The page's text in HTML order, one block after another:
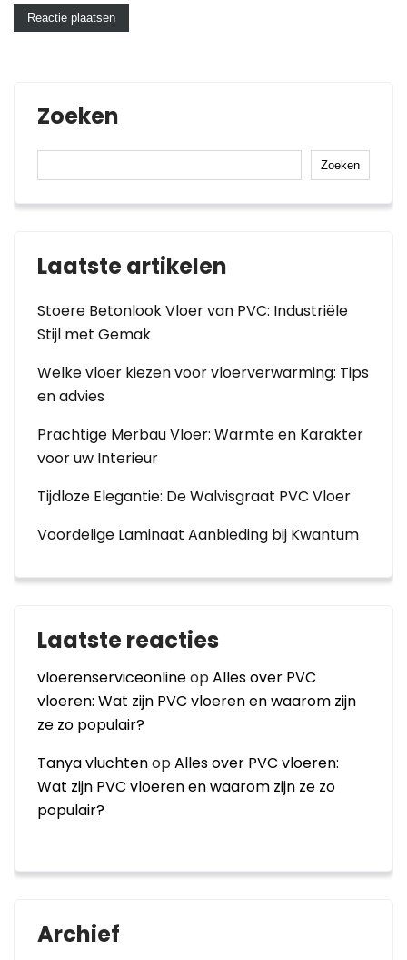
Zoeken
Zoeken
Laatste artikelen
Stoere Betonlook Vloer van PVC: Industriële
Stijl met Gemak
Welke vloer kiezen voor vloerverwarming: Tips
en advies
Prachtige Merbau Vloer: Warmte en Karakter
voor uw Interieur
Tijdloze Elegantie: De Walvisgraat PVC Vloer
Voordelige Laminaat Aanbieding bij Kwantum
Laatste reacties
vloerenserviceonlineopAlles over PVC
vloeren: Wat zijn PVC vloeren en waarom zijn
ze zo populair?
Tanya vluchtenopAlles over PVC vloeren:
Wat zijn PVC vloeren en waarom zijn ze zo
populair?
Archief